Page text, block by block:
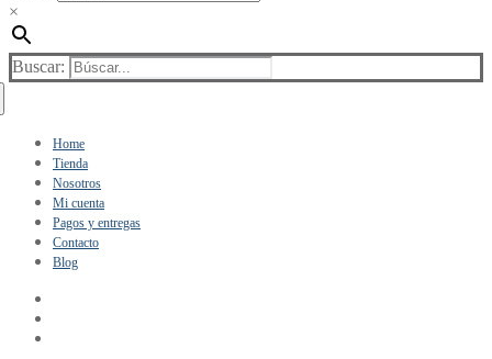
×
Buscar:
Home
Tienda
Nosotros
Mi cuenta
Pagos y entregas
Contacto
Blog